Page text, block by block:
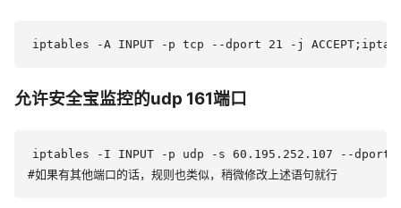
允许安全宝监控的udp 161端口
iptables -I INPUT -p udp -s 60.195.252.107 --dport